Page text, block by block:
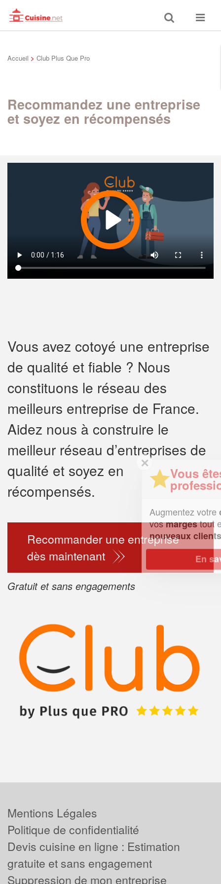
Toggle
search
Toggle
Accueil > Club Plus Que Pro
Recommandez une entreprise
et soyez en récompensés
Vous avez cotoyé une entreprise
de qualité et fiable ? Nous
constituons le réseau des
meilleurs entreprise de France.
Aidez nous à construire le
meilleur réseau d’entreprises de
qualité et soyez en
récompensés.
Recommander une entreprise
dès maintenant
Gratuit et sans engagements
Vous êtes un
professionnel ?
Augmentez votrechiffre
vosmargestout en gagnant de
nouveaux clients!
En savoir plus
Mentions Légales
Politique de confidentialité
Devis cuisine en ligne : Estimation
gratuite et sans engagement
Suppression de mon entreprise